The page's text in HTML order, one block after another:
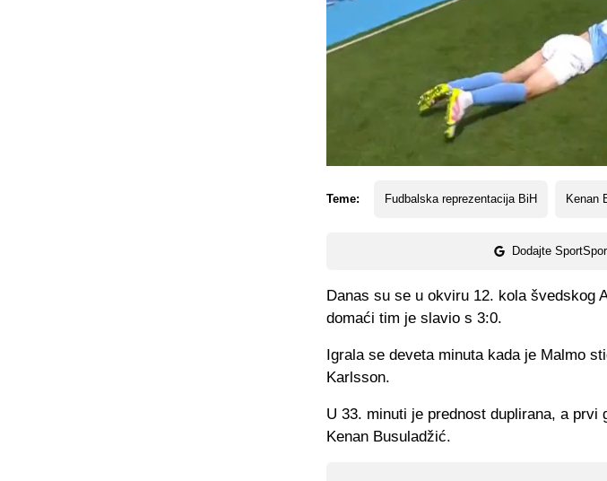
Teme: Fudbalska reprezentacija BiH Kenan
Dodajte
Danas su se u okviru 12. kola švedskog
domaći tim je slavio s 3:0.
Igrala se deveta minuta kada je Malmo
Karlsson.
U 33. minuti je prednost duplirana, a
Kenan Busuladžić.